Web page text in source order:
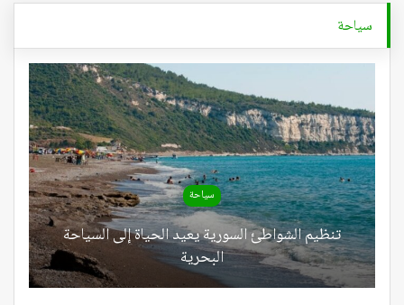
سياحة
سياحة
تنظيم الشواطئ السورية يعيد الحياة إلى السياحة
البحرية